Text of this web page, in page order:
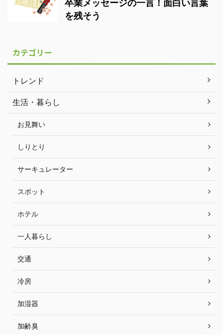
卒業メッセージの一言！面白い言葉
を残そう
カテゴリー
トレンド
生活・暮らし
お見舞い
しりとり
サーキュレーター
スポット
ホテル
一人暮らし
交通
冷房
加湿器
加齢臭